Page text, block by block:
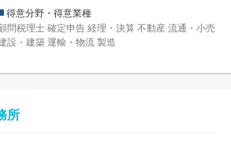
得意分野・得意業種
問税理士 確定申告 経理・決算 不動産 流通・小売
設・建築 運輸・物流 製造
所